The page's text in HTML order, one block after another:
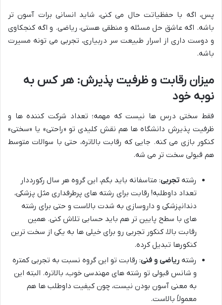
پس، اگه با حفظیاتت حال می کنی، شاید انسانی برات آسون تر
باشه. اگه عاشق حل مسئله و منطقی هستی، ریاضی. و اگه کنجکاوی
و دوست داری از اسرار طبیعت سر دربیاری، تجربی می تونه مسیرت
باشه.
میزان رقابت و ظرفیت پذیرش: هر کس به
نوبه خود
فقط سختی درس ها نیست که مهمه؛ تعداد شرکت کننده ها و
ظرفیت پذیرش دانشگاه ها هم نقش کلیدی تو «راحتی» یا «سختی»
کنکور بازی می کنه. جایی که رقابت بالاتره، حتی با سوالات متوسط
هم قبولی سخت تر می شه.
رشته تجربی: متاسفانه باید بگم، این گروه هر سال رکورددار
تعداد داوطلبه! رقابت برای رشته های پرطرفداری مثل پزشکی،
دندانپزشکی و داروسازی به شدت بالاست و حتی برای رشته
های با سطح پایین تر هم باید حسابی تلاش کنی. همین
رقابت بالا، کنکور تجربی رو برای خیلی ها به یکی از سخت ترین
کنکورها تبدیل کرده.
رشته ریاضی و فنی: رقابت تو این گروه نسبت به تجربی کمتره
و شانس قبولی تو رشته های مهندسی خوب، بالاتره. البته این
به معنی آسون بودن نیست، چون کیفیت داوطلب ها هم
معمولاً بالاست.